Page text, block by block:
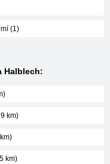
(1)
Halblech:
km)
km)